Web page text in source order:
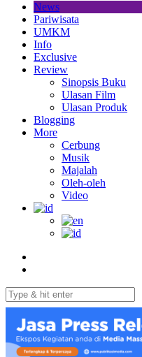
News
Pariwisata
UMKM
Info
Exclusive
Review
Sinopsis Buku
Ulasan Film
Ulasan Produk
Blogging
More
Cerbung
Musik
Majalah
Oleh-oleh
Video